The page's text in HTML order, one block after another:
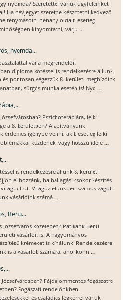
nyomda? Szeretettel várjuk ügyfeleinket
Ha névjegyet szeretne készíttetni kedvező
fénymásolni néhány oldalt, esetleg
kinyomtatni, várju ...
nyomda...
várja megrendelőit
diploma kötéssel is rendelkezésre állunk.
és pontosan végezzük 8. kerületi megbízóink
sürgős munka esetén is! Nyo ...
Pszichoterápiára, lelki
a 8. kerületben? Alapítványunk
érdemes igénybe venni, akik esetleg lelki
küzdenek, vagy hosszú ideje ...
is rendelkezésre állunk 8. kerületi
el hozzánk, ha ballagási csokor készítés
virágboltot. Virágüzletünkben számos vágott
vásárlóink számá ...
Benu...
Józsefváros közelében? Patikánk Benu
vásárlóit is! A hagyományos
krémeket is kínálunk! Rendelkezésre
is a vásárlók számára, ahol könn ...
Józsefvárosban? Fájdalommentes fogászatra
Fogászati rendelőnkben
és családias légkörrel várjuk